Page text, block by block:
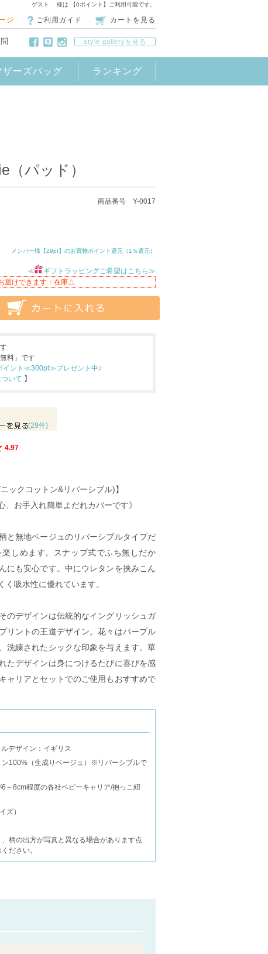
ゲスト 様は 【0ポイント】ご利用可能です。
ジ ご利用ガイド カートを見る
style galleryを見る
ザーズバッグ ランキング
（パッド）
商品番号 Y-0017
メンバー様【29pt】のお買物ポイント還元（1％還元）
≪
ギフトラッピングご希望はこちら≫
届けできます：在庫△
料」です
イント≪300pt≫プレゼント中♪
いて 】
(29件)
4.97
ックコットン&リバーシブル)】
、お手入れ簡単よだれカバーです》
と無地ベージュのリバーシブルタイプだ
しめます。スナップ式でふち無しだか
にも安心です。中にウレタンを挟みこん
吸水性に優れています。
のデザインは伝統的なイングリッシュガ
リントの王道デザイン。花々はパープル
洗練されたシックな印象を与えます。華
たデザインは身につけるたびに喜びを感
ャリアとセットでのご使用もおすすめで
デザイン：イギリス
ン100%（生成りベージュ）※リバーシブルで
～8cm程度の各社ベビーキャリア/抱っこ紐
ズ）
柄の出方が写真と異なる場合があります点
ださい。